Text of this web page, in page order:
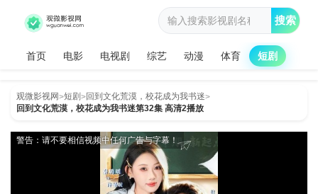
首页 电影 电视剧 综艺 动漫 体育 短剧
搜索
观微影视网>短剧>回到文化荒漠，校花成为我书迷>
回到文化荒漠，校花成为我书迷第32集 高清2播放
警告：请不要相信视频中任何广告与字幕！